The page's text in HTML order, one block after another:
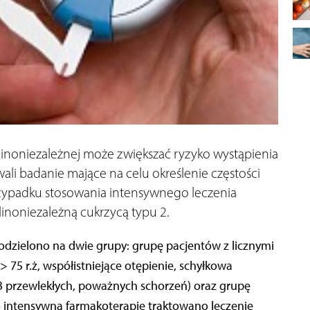
może zwiększać ryzyko wystąpienia
badanie mające na celu określenie częstości
stosowania intensywnego leczenia
cukrzycą typu 2.
na dwie grupy: grupę pacjentów z licznymi
r.ż, współistniejące otępienie, schyłkowa
poważnych schorzeń) oraz grupę
farmakoterapię traktowano leczenie